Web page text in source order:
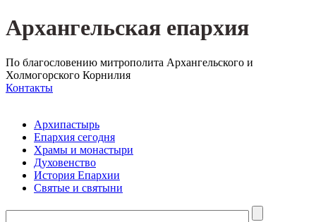
Архангельская епархия
По благословению митрополита Архангельского и
Холмогорского Корнилия
Контакты
Архипастырь
Епархия сегодня
Храмы и монастыри
Духовенство
История Епархии
Святые и святыни